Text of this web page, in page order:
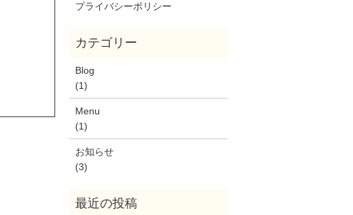
プライバシーポリシー
Blog
(1)
Menu
(1)
お知らせ
(3)